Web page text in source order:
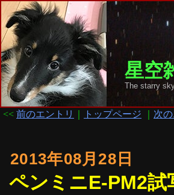
星空
The starry
<< 前のエントリ トップページ 次
2013年08月28日
ペンミニE-PM2試